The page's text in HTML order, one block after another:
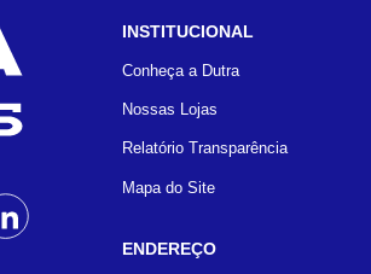
INSTITUCIONAL
Conheça a Dutra
Nossas Lojas
Relatório Transparência
Mapa do Site
ENDEREÇO